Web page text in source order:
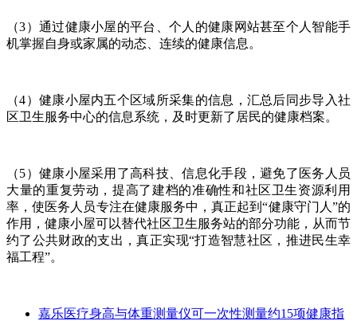
（3）通过健康小屋的平台、个人的健康网站甚至个人智能手
机掌握自身或家属的动态、连续的健康信息。
（4）健康小屋内五个区域所采集的信息，汇总后同步导入社
区卫生服务中心的信息系统，及时更新了居民的健康档案。
（5）健康小屋采用了高科技、信息化手段，避免了医务人员
大量的重复劳动，提高了建档的准确性和社区卫生资源利用
率，使医务人员专注在健康服务中，真正起到“健康守门人”的
作用，健康小屋可以替代社区卫生服务站的部分功能，从而节
约了公共财政的支出，真正实现“打造智慧社区，推进民生幸
福工程”。
嘉乐医疗身高与体重测量仪可一次性测量约15项健康指